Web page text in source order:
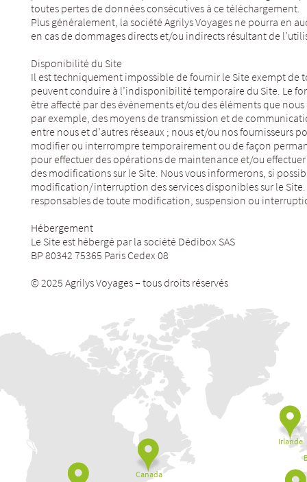
toutes pertes de données consécutives à ce téléchargement.
Plus généralement, la société Agrilys Voyages ne pourra en
en cas de dommages directs et/ou indirects résultant de
Disponibilité du Site
Il est techniquement impossible de fournir le Site exempt de
peuvent conduire à l’indisponibilité temporaire du Site. Le
être affecté par des événements et/ou des éléments que
par exemple, des moyens de transmission et de
entre nous et d’autres réseaux ; nous et/ou nos fournisseurs
modifier ou interrompre temporairement ou de façon
pour effectuer des opérations de maintenance et/ou
des modifications sur le Site. Nous vous informerons, si
modification/interruption des services disponibles sur le Site.
responsables de toute modification, suspension ou
Hébergement
Le Site est hébergé par la société Dédibox SAS
BP 80342 75365 Paris Cedex 08
© 2025 Agrilys Voyages – tous droits réservés
Irlande
Canada